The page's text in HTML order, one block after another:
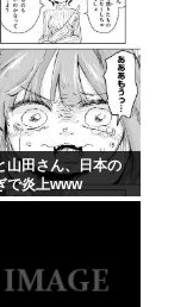
山田さん、日本の
で炎上www